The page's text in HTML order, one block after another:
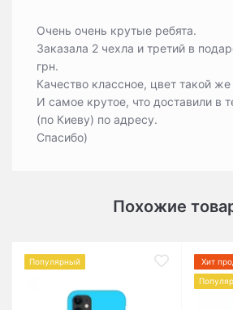
Очень очень крутые ребята.
Заказала 2 чехла и третий в
грн.
Качество классное, цвет такой
И самое крутое, что доставили в
(по Киеву) по адресу.
Спасибо)
Похожие
Популярный
Хит